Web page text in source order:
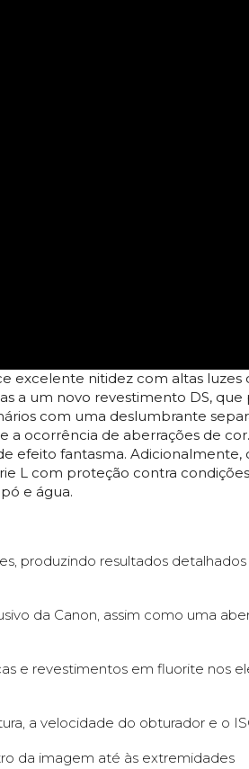
excelente nitidez com altas luzes
a um novo revestimento DS, que
com uma deslumbrante
a ocorrência de aberrações de
efeito fantasma. Adicionalmente,
L com proteção contra
e água.
produzindo resultados
da Canon, assim como uma
e revestimentos em fluorite nos
a velocidade do obturador e o
da imagem até às extremidades